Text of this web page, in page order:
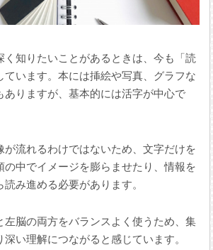
知りたいことがあるときは、今も「読
ています。本には挿絵や写真、グラフな
ありますが、基本的には活字が中心で
流れるわけではないため、文字だけを
の中でイメージを膨らませたり、情報を
み進める必要があります。
脳の両方をバランスよく使うため、集
い理解につながると感じています。